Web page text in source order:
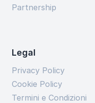
Partnership
Legal
Privacy Policy
Cookie Policy
Termini e Condizioni